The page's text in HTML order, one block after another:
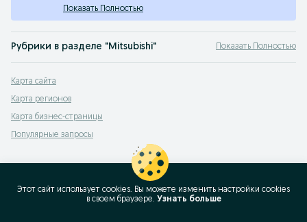
Показать Полностью
Рубрики в разделе "Mitsubishi"
3000 GT,Airtrek,Aspire,Carisma,Celeste,Challenger,Chariot,Colt,Colt Lancer
Показать Полностью
Карта сайта
Карта регионов
Карта бизнес-страницы
Популярные запросы
Этот сайт использует cookies. Вы можете изменить настройки cookies
в своeм браузере. Узнать больше